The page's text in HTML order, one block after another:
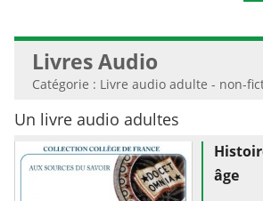
Livres Audio
Catégorie : Livre audio adulte - non-
Un livre audio adultes
âge